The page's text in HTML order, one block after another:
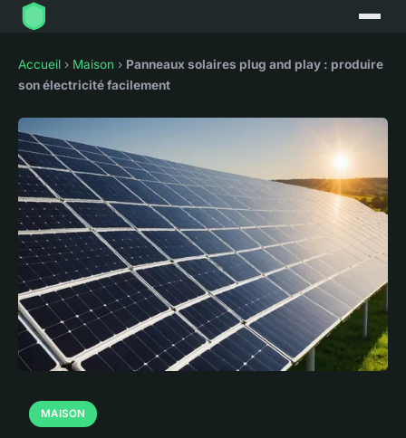
Accueil › Maison › Panneaux solaires plug and play : produire
son électricité facilement
MAISON